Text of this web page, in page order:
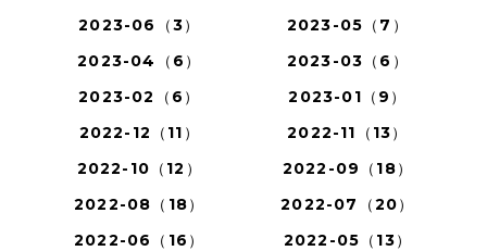
2023-06（3）
2023-05（7）
2023-04（6）
2023-03（6）
2023-02（6）
2023-01（9）
2022-12（11）
2022-11（13）
2022-10（12）
2022-09（18）
2022-08（18）
2022-07（20）
2022-06（16）
2022-05（13）